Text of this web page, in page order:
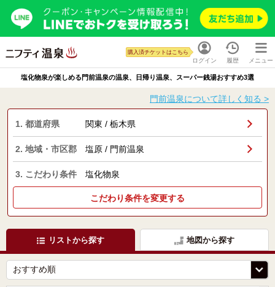
ログイン
購入済チケットはこちら
履歴 メニュー
塩化物泉が楽しめる門前温泉の温泉、日帰り温泉、スーパー銭湯おすすめ3選
門前温泉について詳しく知る >
1. 都道府県 関東 / 栃木県
2. 地域・市区郡 塩原 / 門前温泉
3. こだわり条件 塩化物泉
こだわり条件を変更する
リストから探す 地図から探す